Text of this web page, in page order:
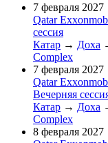
7 февраля 2027
Qatar
сессия
Катар → Доха
Complex
7 февраля 2027
Qatar
Вечерняя
Катар → Доха
Complex
8 февраля 2027